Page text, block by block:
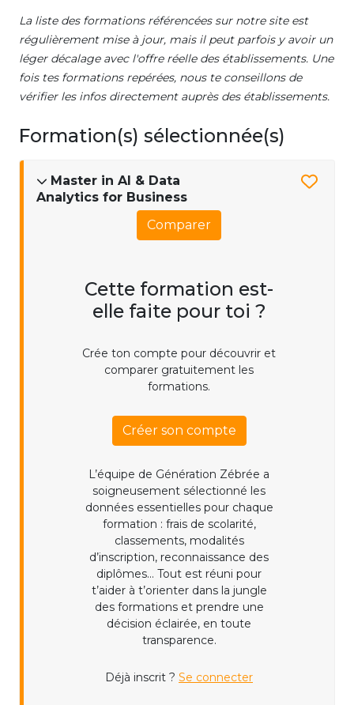
La liste des formations référencées sur notre site est
régulièrement mise à jour, mais il peut parfois y avoir un
léger décalage avec l'offre réelle des établissements. Une
fois tes formations repérées, nous te conseillons de
vérifier les infos directement auprès des établissements.
Formation(s) sélectionnée(s)
Master in AI & Data
Analytics for Business
Comparer
Cette formation est-
elle faite pour toi ?
Crée ton compte pour découvrir et
comparer gratuitement les
formations.
Créer son compte
L’équipe de Génération Zébrée a
soigneusement sélectionné les
données essentielles pour chaque
formation : frais de scolarité,
classements, modalités
d’inscription, reconnaissance des
diplômes... Tout est réuni pour
t’aider à t’orienter dans la jungle
des formations et prendre une
décision éclairée, en toute
transparence.
Déjà inscrit ? Se connecter